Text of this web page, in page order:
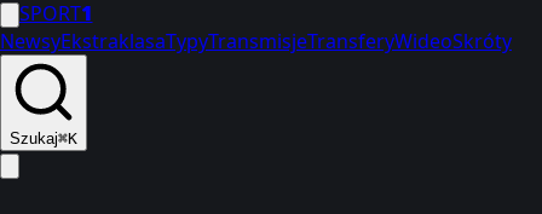
SPORT1
NewsyEkstraklasaTypyTransmisjeTransferyWideoSkróty
Szukaj⌘K